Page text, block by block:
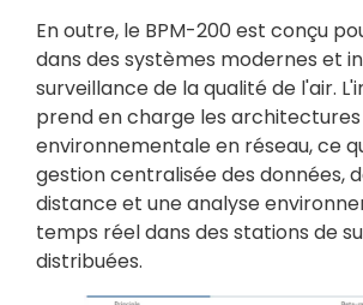
En outre, le BPM-200 est conçu
dans des systèmes modernes et
surveillance de la qualité de l'air.
prend en charge les
environnementale en réseau, ce
gestion centralisée des données,
distance et une analyse
temps réel dans des stations de
distribuées.